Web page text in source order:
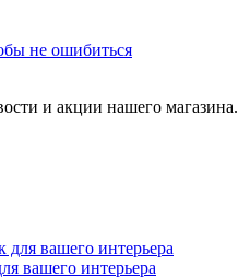
не ошибиться
и акции нашего магазина.
вашего интерьера